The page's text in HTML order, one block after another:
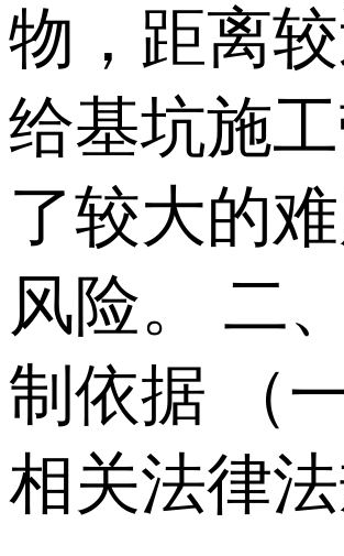
物，距离较
给基坑施
了较大的
风险。 二
制依据 （一
相关法律